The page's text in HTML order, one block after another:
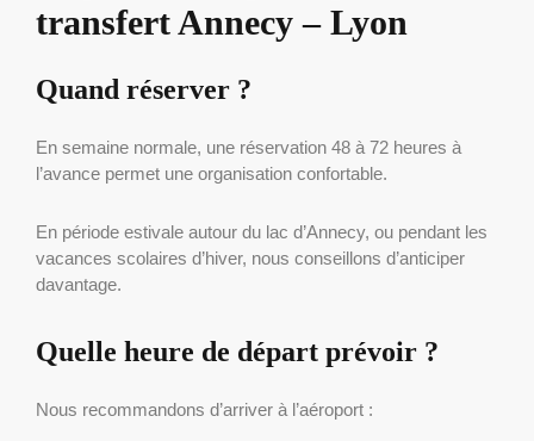
transfert Annecy – Lyon
Quand réserver ?
En semaine normale, une réservation 48 à 72 heures à
l’avance permet une organisation confortable.
En période estivale autour du lac d’Annecy, ou pendant les
vacances scolaires d’hiver, nous conseillons d’anticiper
davantage.
Quelle heure de départ prévoir ?
Nous recommandons d’arriver à l’aéroport :